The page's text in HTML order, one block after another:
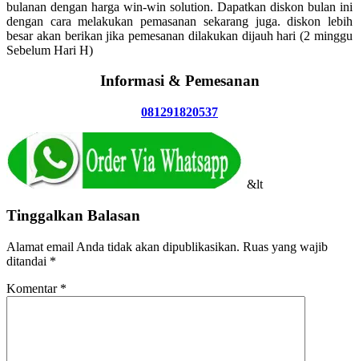
bulanan dengan harga win-win solution. Dapatkan diskon bulan ini
dengan cara melakukan pemasanan sekarang juga. diskon lebih
besar akan berikan jika pemesanan dilakukan dijauh hari (2 minggu
Sebelum Hari H)
Informasi & Pemesanan
081291820537
&lt
Tinggalkan Balasan
Alamat email Anda tidak akan dipublikasikan. Ruas yang wajib
ditandai *
Komentar *